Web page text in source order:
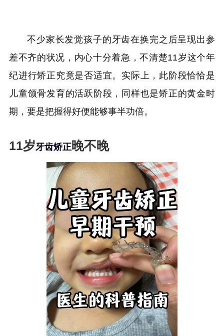
不少家长发觉孩子的牙齿在换完之后呈现出参
差不齐的状况，内心十分着急，不清楚11岁这个年
纪进行矫正究竟是否适宜。实际上，此阶段恰恰是
儿童颌骨发育的活跃阶段，同样也是矫正的黄金时
期，要是把握得好便能够事半功倍。
11岁牙齿矫正 晚不晚